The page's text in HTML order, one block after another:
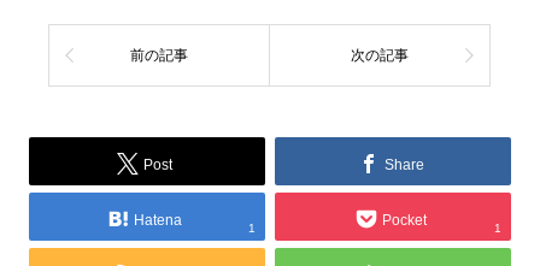
前の記事 次の記事
Post Share
Hatena 1 Pocket 1